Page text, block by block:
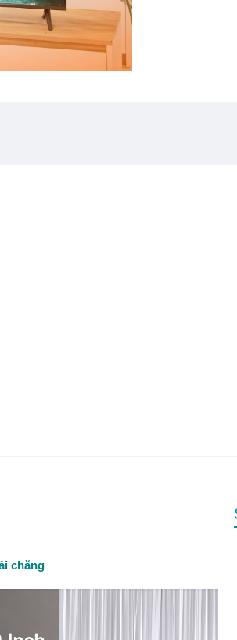
- Giải mã video:
chăng